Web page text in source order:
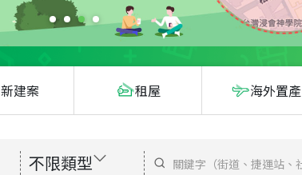
新建案 租屋 海外置產
不限類型